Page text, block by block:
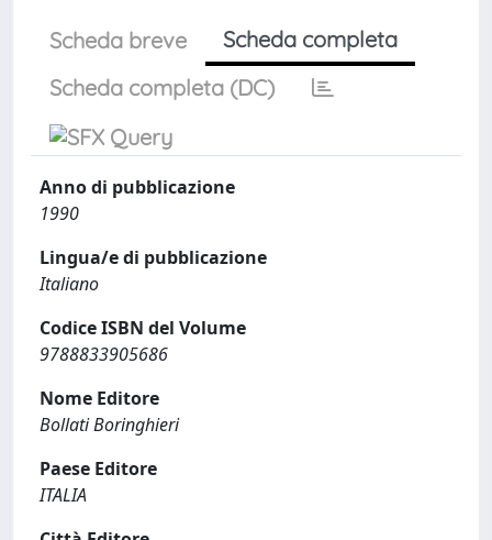
Scheda breve
Scheda completa
Scheda completa (DC)
Anno di pubblicazione
1990
Lingua/e di pubblicazione
Italiano
Codice ISBN del Volume
9788833905686
Nome Editore
Bollati Boringhieri
Paese Editore
ITALIA